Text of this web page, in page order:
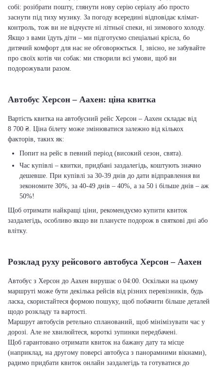
собі: розібрати пошту, глянути нову серію серіалу або просто
заснути під тиху музику. За погоду всередині відповідає клімат-
контроль, тож ви не відчуєте ні літньої спеки, ні зимового холоду.
Якщо з вами їдуть діти – ми підготуємо спеціальні крісла, бо
дитячий комфорт для нас не обговорюється. І, звісно, не забувайте
про своїх котів чи собак: ми створили всі умови, щоб ви
подорожували разом.
Автобус Херсон – Аахен: ціна квитка
Вартість квитка на автобусний рейс Херсон – Аахен складає від
8 700 ₴. Ціна білету може змінюватися залежно від кількох
факторів, таких як:
Попит на рейс в певний період (високий сезон, свята).
Час купівлі – квитки, придбані заздалегідь, коштують значно
дешевше. При купівлі за 30-39 днів до дати відправлення ви
зекономите 30%, за 40-49 днів – 40%, а за 50 і більше днів – аж
50%!
Щоб отримати найкращі ціни, рекомендуємо купити квиток
заздалегідь, особливо якщо ви плануєте подорож в святкові дні або
влітку.
Розклад руху рейсового автобуса Херсон – Аахен
Автобус з Херсон до Аахен вирушає о 04:00. Оскільки на цьому
маршруті може бути декілька рейсів від різних перевізників, будь
ласка, скористайтеся формою пошуку, щоб побачити більше деталей
щодо розкладу та вартості.
Маршрут автобусів ретельно спланований, щоб мінімізувати час у
дорозі. Але не хвилюйтеся, короткі зупинки передбачені.
Щоб гарантовано отримати квиток на бажану дату та місце
(наприклад, на другому поверсі автобуса з панорамними вікнами),
радимо придбати квиток онлайн заздалегідь та готуватися до